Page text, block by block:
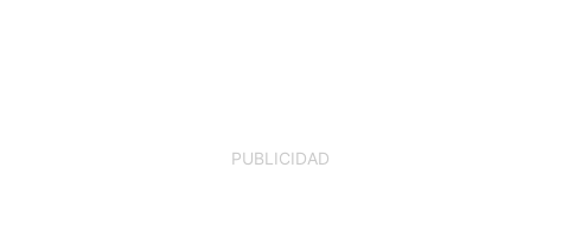
PUBLICIDAD